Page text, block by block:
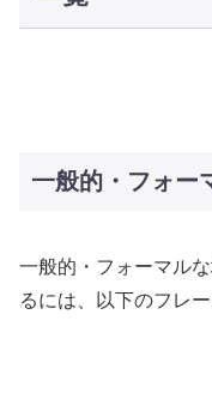
一般的・フォー
一般的・フォーマル
るには、以下のフレ